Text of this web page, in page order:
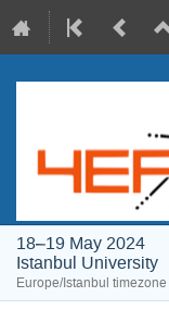
18–19 May 2024
Istanbul University
Europe/Istanbul timezone